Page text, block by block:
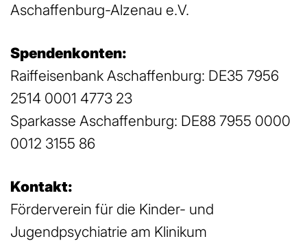
Aschaffenburg-Alzenau e.V.
Spendenkonten:
Raiffeisenbank Aschaffenburg: DE35 7956
2514 0001 4773 23
Sparkasse Aschaffenburg: DE88 7955 0000
0012 3155 86
Kontakt:
Förderverein für die Kinder- und
Jugendpsychiatrie am Klinikum